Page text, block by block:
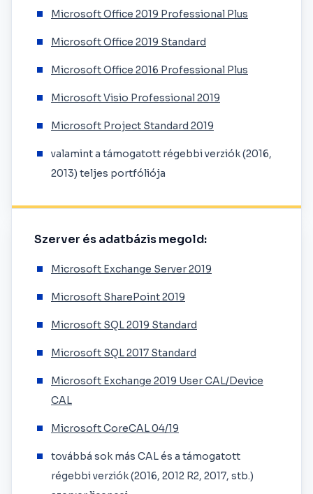
Microsoft Office 2019 Professional Plus
Microsoft Office 2019 Standard
Microsoft Office 2016 Professional Plus
Microsoft Visio Professional 2019
Microsoft Project Standard 2019
valamint a támogatott régebbi verziók (2016,
2013) teljes portfóliója
Szerver és adatbázis megold:
Microsoft Exchange Server 2019
Microsoft SharePoint 2019
Microsoft SQL 2019 Standard
Microsoft SQL 2017 Standard
Microsoft Exchange 2019 User CAL/Device
CAL
Microsoft CoreCAL 04/19
továbbá sok más CAL és a támogatott
régebbi verziók (2016, 2012 R2, 2017, stb.)